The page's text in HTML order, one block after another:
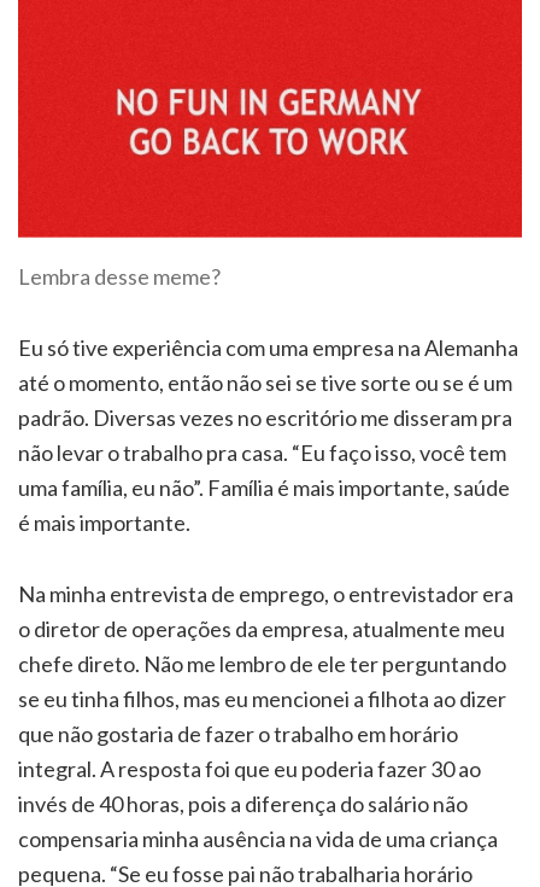
Lembra desse meme?
Eu só tive experiência com uma empresa na Alemanha
até o momento, então não sei se tive sorte ou se é um
padrão. Diversas vezes no escritório me disseram pra
não levar o trabalho pra casa. “Eu faço isso, você tem
uma família, eu não”. Família é mais importante, saúde
é mais importante.
Na minha entrevista de emprego, o entrevistador era
o diretor de operações da empresa, atualmente meu
chefe direto. Não me lembro de ele ter perguntando
se eu tinha filhos, mas eu mencionei a filhota ao dizer
que não gostaria de fazer o trabalho em horário
integral. A resposta foi que eu poderia fazer 30 ao
invés de 40 horas, pois a diferença do salário não
compensaria minha ausência na vida de uma criança
pequena. “Se eu fosse pai não trabalharia horário